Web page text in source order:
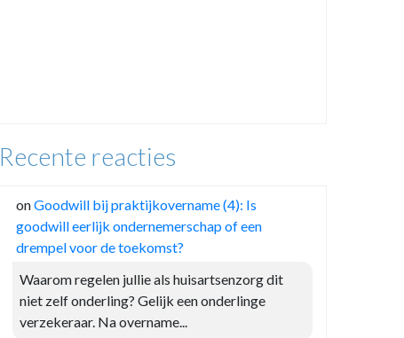
Recente reacties
onGoodwill bij praktijkovername (4): Is
goodwill eerlijk ondernemerschap of een
drempel voor de toekomst?
Waarom regelen jullie als huisartsenzorg dit
niet zelf onderling? Gelijk een onderlinge
verzekeraar. Na overname...